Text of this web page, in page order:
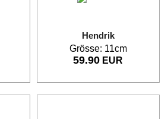
Hendrik
Grösse: 11cm
59.90 EUR